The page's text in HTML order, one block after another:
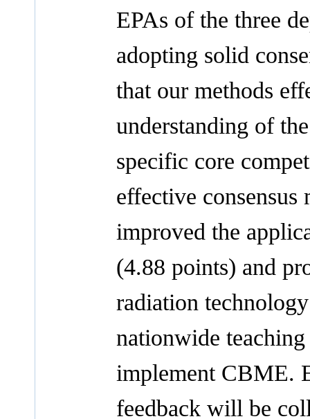
EPAs of the three
adopting solid
that our methods
understanding of
specific core
effective consensus
improved the
(4.88 points) and
radiation
nationwide
implement CBME.
feedback will be